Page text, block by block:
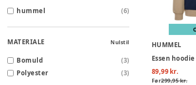
hummel (6)
MATERIALE Nulstil
Bomuld (3)
Polyester
(3)
HUMMEL
Essen hoodie
89,99 kr.
Før299,95 kr.